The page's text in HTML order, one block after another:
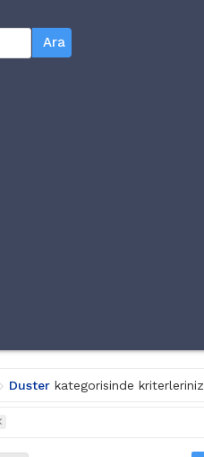
Ara
Duster kategorisinde